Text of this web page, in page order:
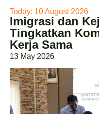
Today: 10 August 2026
Imigrasi dan
Tingkatkan
Kerja Sama
13 May 2026